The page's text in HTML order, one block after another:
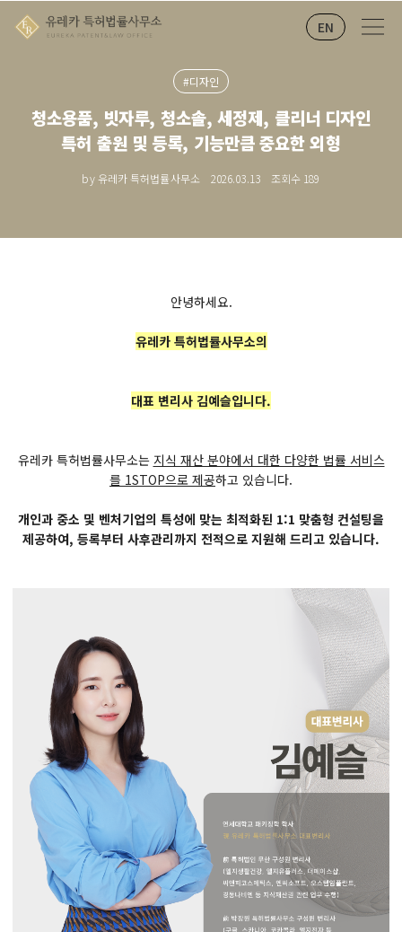
EN
#디자인
청소용품, 빗자루, 청소솔, 세정제, 클리너 디자인
특허 출원 및 등록, 기능만큼 중요한 외형
by 유레카 특허법률사무소 2026.03.13 조회수 189
안녕하세요.
유레카 특허법률사무소의
대표 변리사 김예슬입니다.
유레카 특허법률사무소는 지식 재산 분야에서 대한 다양한 법률 서비스
를 1STOP으로 제공하고 있습니다.
개인과 중소 및 벤처기업의 특성에 맞는 최적화된 1:1 맞춤형 컨설팅을
제공하여, 등록부터 사후관리까지 전적으로 지원해 드리고 있습니다.